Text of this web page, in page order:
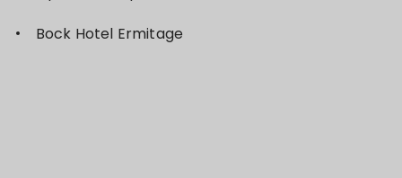
Bock Hotel Ermitage